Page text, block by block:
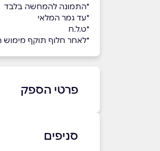
*התמונה להמחשה בלבד
*עד גמר המלאי
*ט.ל.ח
*לאחר חלוף תוקף מימוש
פרטי הספק
באתר
סניפים